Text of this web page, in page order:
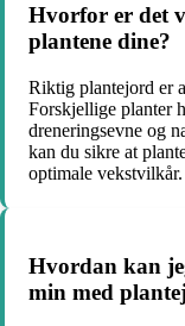
Hvorfor er det
plantene dine?
Riktig plantejord er
Forskjellige planter
dreneringsevne og
kan du sikre at
optimale vekstvilkår.
Hvordan kan
min med